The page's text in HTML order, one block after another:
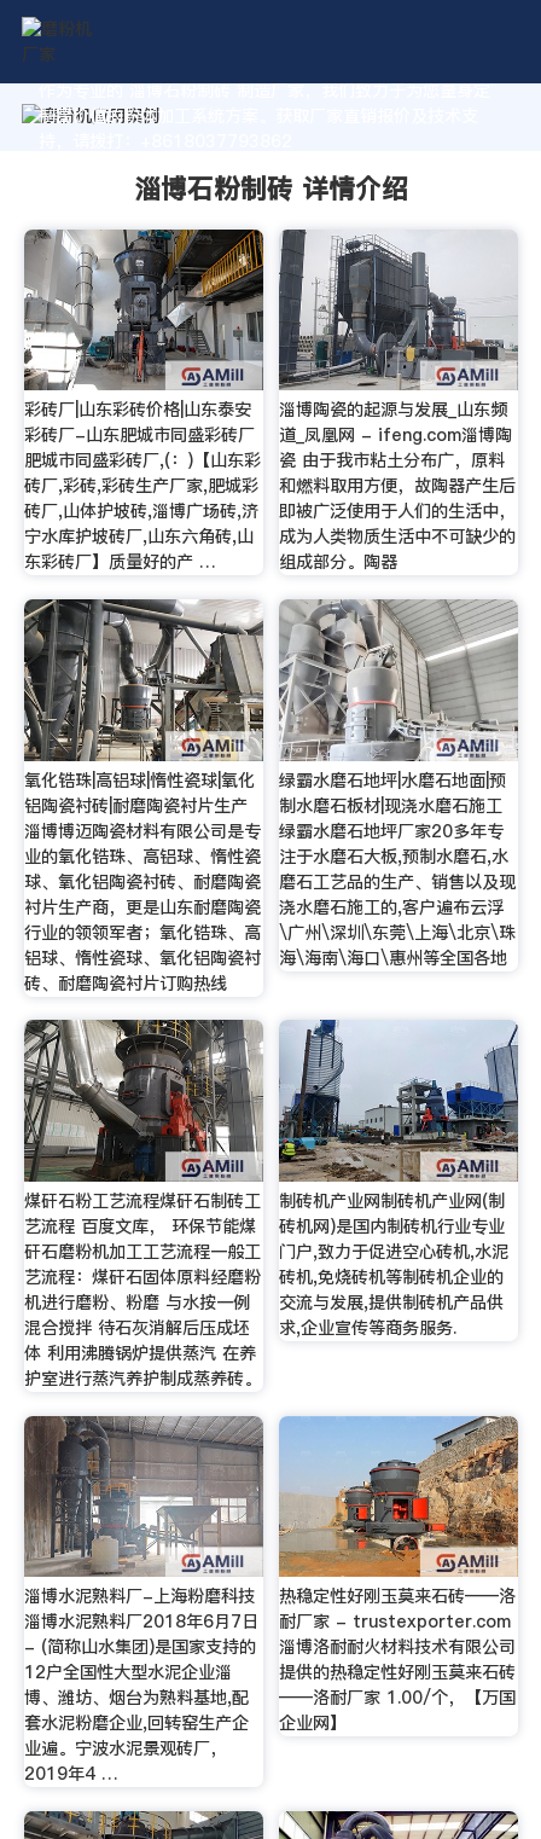
作为专业的 淄博石粉制砖 制造厂家，我们致力于为您量身定
制高价值的粉体加工系统方案。获取厂家直销报价及技术支
淄博石粉制砖 详情介绍
彩砖厂|山东彩砖价格|山东泰安
彩砖厂-山东肥城市同盛彩砖厂
肥城市同盛彩砖厂,(：)【山东彩
砖厂,彩砖,彩砖生产厂家,肥城彩
砖厂,山体护坡砖,淄博广场砖,济
宁水库护坡砖厂,山东六角砖,山
东彩砖厂】质量好的产 …
淄博陶瓷的起源与发展_山东频
道_凤凰网 - ifeng.com淄博陶
瓷 由于我市粘土分布广，原料
和燃料取用方便，故陶器产生后
即被广泛使用于人们的生活中，
成为人类物质生活中不可缺少的
组成部分。陶器
氧化锆珠|高铝球|惰性瓷球|氧化
铝陶瓷衬砖|耐磨陶瓷衬片生产
淄博博迈陶瓷材料有限公司是专
业的氧化锆珠、高铝球、惰性瓷
球、氧化铝陶瓷衬砖、耐磨陶瓷
衬片生产商，更是山东耐磨陶瓷
行业的领领军者；氧化锆珠、高
铝球、惰性瓷球、氧化铝陶瓷衬
砖、耐磨陶瓷衬片订购热线
绿霸水磨石地坪|水磨石地面|预
制水磨石板材|现浇水磨石施工
绿霸水磨石地坪厂家20多年专
注于水磨石大板,预制水磨石,水
磨石工艺品的生产、销售以及现
浇水磨石施工的,客户遍布云浮
\广州\深圳\东莞\上海\北京\珠
海\海南\海口\惠州等全国各地
煤矸石粉工艺流程煤矸石制砖工
艺流程 百度文库， 环保节能煤
矸石磨粉机加工工艺流程一般工
艺流程：煤矸石固体原料经磨粉
机进行磨粉、粉磨 与水按一例
混合搅拌 待石灰消解后压成坯
体 利用沸腾锅炉提供蒸汽 在养
护室进行蒸汽养护制成蒸养砖。
制砖机产业网制砖机产业网(制
砖机网)是国内制砖机行业专业
门户,致力于促进空心砖机,水泥
砖机,免烧砖机等制砖机企业的
交流与发展,提供制砖机产品供
求,企业宣传等商务服务.
淄博水泥熟料厂-上海粉磨科技
淄博水泥熟料厂2018年6月7日
- (简称山水集团)是国家支持的
12户全国性大型水泥企业淄
博、潍坊、烟台为熟料基地,配
套水泥粉磨企业,回转窑生产企
业遍。宁波水泥景观砖厂，
2019年4 …
热稳定性好刚玉莫来石砖——洛
耐厂家 - trustexporter.com
淄博洛耐耐火材料技术有限公司
提供的热稳定性好刚玉莫来石砖
——洛耐厂家 1.00/个，【万国
企业网】